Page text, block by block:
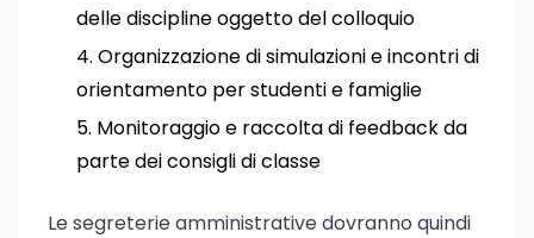
delle discipline oggetto del colloquio
Organizzazione di simulazioni e incontri di
orientamento per studenti e famiglie
Monitoraggio e raccolta di feedback da
parte dei consigli di classe
Le segreterie amministrative dovranno quindi